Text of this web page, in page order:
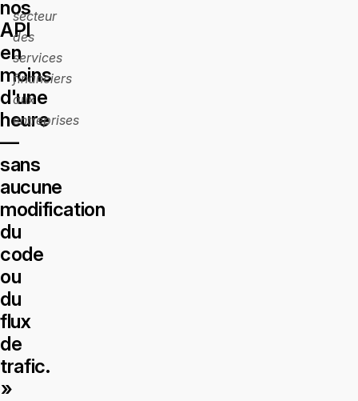
nos
API
en
moins
d'une
heure
—
sans
aucune
modification
du
code
ou
du
flux
de
trafic.
»
secteur
des
services
financiers
aux
entreprises